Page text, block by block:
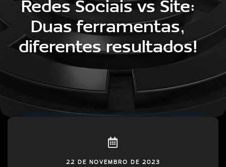
SOBRE MIM
PORTFÓLIO
VÍDEOS
CONTATO
Duas ferramentas,
diferentes resultados!
22 DE NOVEMBRO DE 2023